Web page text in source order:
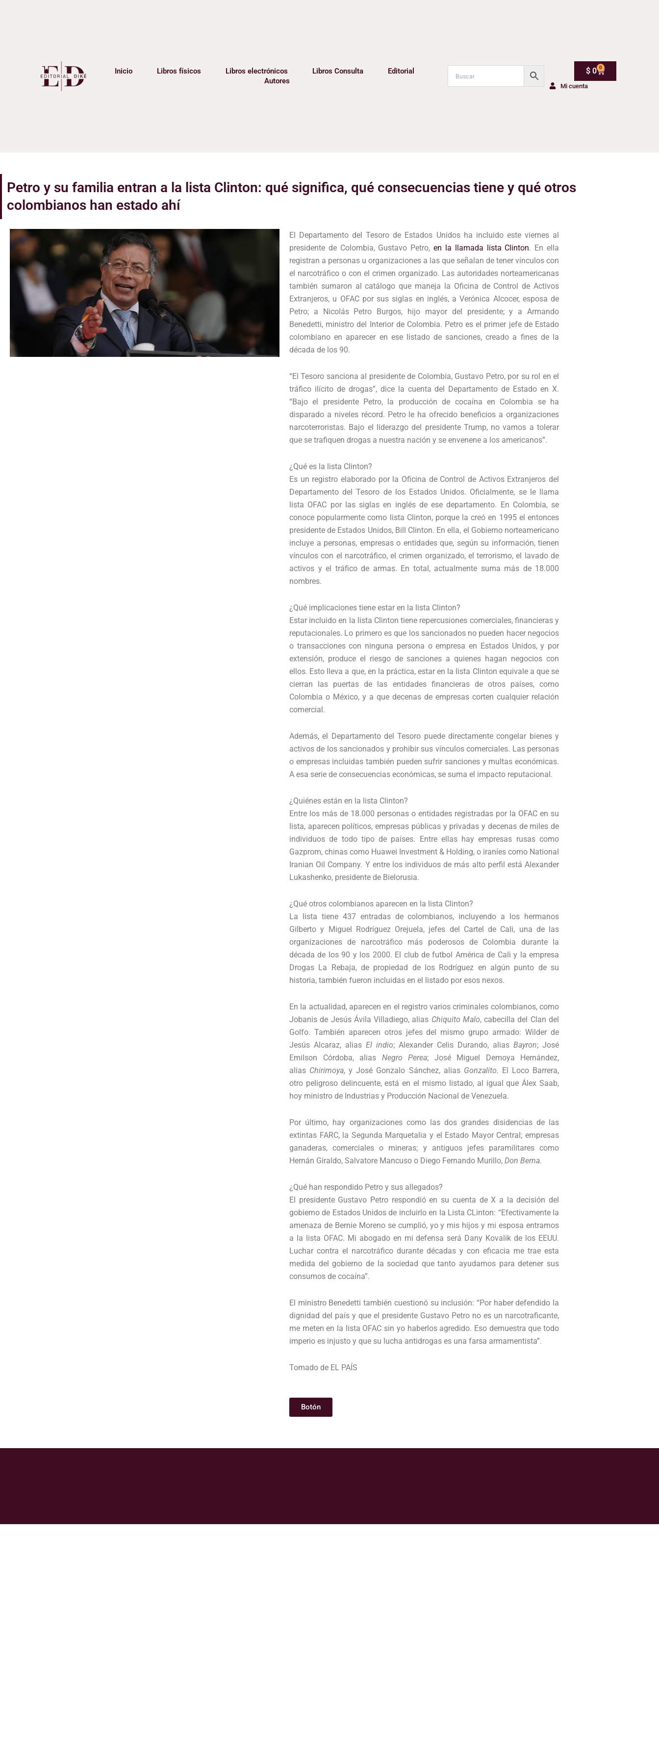
Inicio Libros físicos Libros electrónicos Libros Consulta
Editorial
Autores
$0 0
Carrito
Mi cuenta
Petro y su familia entran a la lista Clinton: qué significa, qué consecuencias tiene y qué otros
colombianos han estado ahí
El Departamento del Tesoro de Estados Unidos ha incluido este viernes al
presidente de Colombia, Gustavo Petro,en la llamada lista Clinton. En ella
registran a personas u organizaciones a las que señalan de tener vínculos con
el narcotráfico o con el crimen organizado. Las autoridades norteamericanas
también sumaron al catálogo que maneja la Oficina de Control de Activos
Extranjeros, u OFAC por sus siglas en inglés, a Verónica Alcocer, esposa de
Petro; a Nicolás Petro Burgos, hijo mayor del presidente; y a Armando
Benedetti, ministro del Interior de Colombia. Petro es el primer jefe de Estado
colombiano en aparecer en ese listado de sanciones, creado a fines de la
década de los 90.
“El Tesoro sanciona al presidente de Colombia, Gustavo Petro, por su rol en el
tráfico ilícito de drogas”, dice la cuenta del Departamento de Estado en X.
“Bajo el presidente Petro, la producción de cocaína en Colombia se ha
disparado a niveles récord. Petro le ha ofrecido beneficios a organizaciones
narcoterroristas. Bajo el liderazgo del presidente Trump, no vamos a tolerar
que se trafiquen drogas a nuestra nación y se envenene a los americanos”.
¿Qué es la lista Clinton?
Es un registro elaborado por la Oficina de Control de Activos Extranjeros del
Departamento del Tesoro de los Estados Unidos. Oficialmente, se le llama
lista OFAC por las siglas en inglés de ese departamento. En Colombia, se
conoce popularmente como lista Clinton, porque la creó en 1995 el entonces
presidente de Estados Unidos, Bill Clinton. En ella, el Gobierno norteamericano
incluye a personas, empresas o entidades que, según su información, tienen
vínculos con el narcotráfico, el crimen organizado, el terrorismo, el lavado de
activos y el tráfico de armas. En total, actualmente suma más de 18.000
nombres.
¿Qué implicaciones tiene estar en la lista Clinton?
Estar incluido en la lista Clinton tiene repercusiones comerciales, financieras y
reputacionales. Lo primero es que los sancionados no pueden hacer negocios
o transacciones con ninguna persona o empresa en Estados Unidos, y por
extensión, produce el riesgo de sanciones a quienes hagan negocios con
ellos. Esto lleva a que, en la práctica, estar en la lista Clinton equivale a que se
cierran las puertas de las entidades financieras de otros países, como
Colombia o México, y a que decenas de empresas corten cualquier relación
comercial.
Además, el Departamento del Tesoro puede directamente congelar bienes y
activos de los sancionados y prohibir sus vínculos comerciales. Las personas
o empresas incluidas también pueden sufrir sanciones y multas económicas.
A esa serie de consecuencias económicas, se suma el impacto reputacional.
¿Quiénes están en la lista Clinton?
Entre los más de 18.000 personas o entidades registradas por la OFAC en su
lista, aparecen políticos, empresas públicas y privadas y decenas de miles de
individuos de todo tipo de países. Entre ellas hay empresas rusas como
Gazprom, chinas como Huawei Investment & Holding, o iraníes como National
Iranian Oil Company. Y entre los individuos de más alto perfil está Alexander
Lukashenko, presidente de Bielorusia.
¿Qué otros colombianos aparecen en la lista Clinton?
La lista tiene 437 entradas de colombianos, incluyendo a los hermanos
Gilberto y Miguel Rodríguez Orejuela, jefes del Cartel de Cali, una de las
organizaciones de narcotráfico más poderosos de Colombia durante la
década de los 90 y los 2000. El club de futbol América de Cali y la empresa
Drogas La Rebaja, de propiedad de los Rodríguez en algún punto de su
historia, también fueron incluidas en el listado por esos nexos.
En la actualidad, aparecen en el registro varios criminales colombianos, como
Jobanis de Jesús Ávila Villadiego, alias Chiquito Malo, cabecilla del Clan del
Golfo. También aparecen otros jefes del mismo grupo armado: Wilder de
Jesús Alcaraz, alias El indio; Alexander Celis Durando, alias Bayron; José
Emilson Córdoba, alias Negro Perea; José Miguel Demoya Hernández,
alias Chirimoya, y José Gonzalo Sánchez, aliasGonzalito. El Loco Barrera,
otro peligroso delincuente, está en el mismo listado, al igual que Álex Saab,
hoy ministro de Industrias y Producción Nacional de Venezuela.
Por último, hay organizaciones como las dos grandes disidencias de las
extintas FARC, la Segunda Marquetalia y el Estado Mayor Central; empresas
ganaderas, comerciales o mineras; y antiguos jefes paramilitares como
Hernán Giraldo, Salvatore Mancuso o Diego Fernando Murillo, Don Berna.
¿Qué han respondido Petro y sus allegados?
El presidente Gustavo Petro respondió en su cuenta de X a la decisión del
gobierno de Estados Unidos de incluirlo en la Lista CLinton: “Efectivamente la
amenaza de Bernie Moreno se cumplió, yo y mis hijos y mi esposa entramos
a la lista OFAC. Mi abogado en mi defensa será Dany Kovalik de los EEUU.
Luchar contra el narcotráfico durante décadas y con eficacia me trae esta
medida del gobierno de la sociedad que tanto ayudamos para detener sus
consumos de cocaína”.
El ministro Benedetti también cuestionó su inclusión: “Por haber defendido la
dignidad del país y que el presidente Gustavo Petro no es un narcotraficante,
me meten en la lista OFAC sin yo haberlos agredido. Eso demuestra que todo
imperio es injusto y que su lucha antidrogas es una farsa armamentista”.
Tomado de EL PAÍS
Botón